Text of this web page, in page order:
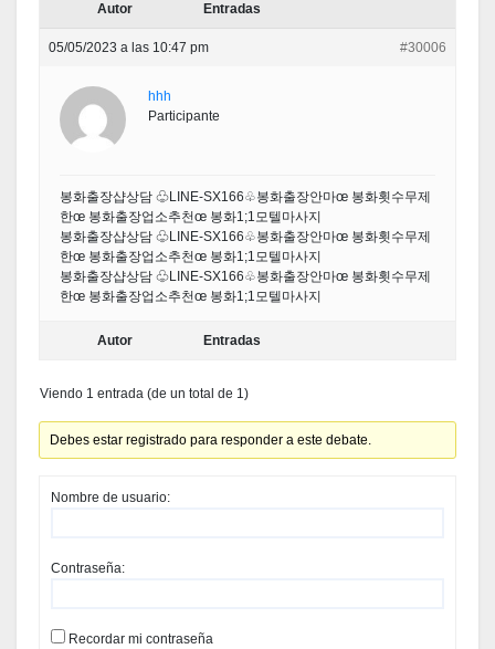
Autor Entradas
05/05/2023 a las 10:47 pm #30006
hhh
Participante
봉화출장샵상담 ♧LINE-SX166♧봉화출장안마œ 봉화횟수무제
한œ 봉화출장업소추천œ 봉화1;1모텔마사지
봉화출장샵상담 ♧LINE-SX166♧봉화출장안마œ 봉화횟수무제
한œ 봉화출장업소추천œ 봉화1;1모텔마사지
봉화출장샵상담 ♧LINE-SX166♧봉화출장안마œ 봉화횟수무제
한œ 봉화출장업소추천œ 봉화1;1모텔마사지
Autor Entradas
Viendo 1 entrada (de un total de 1)
Debes estar registrado para responder a este debate.
Nombre de usuario:
Contraseña:
Recordar mi contraseña